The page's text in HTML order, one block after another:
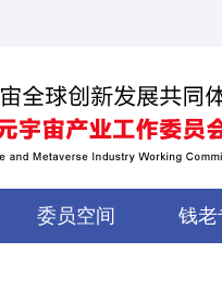
委员空间 钱老